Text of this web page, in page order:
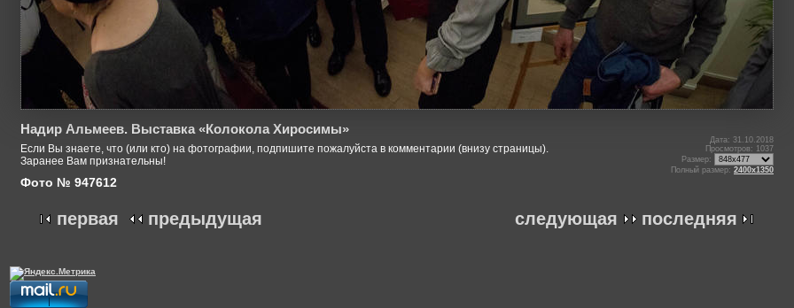
Надир Альмеев. Выставка «Колокола Хиросимы»
Если Вы знаете, что (или кто) на фотографии, подпишите пожалуйста в комментарии (внизу страницы).
Заранее Вам признательны!
Фото № 947612
Дата: 31.10.2018
Просмотров: 1037
Размер:
Полный размер: 2400x1350
следующая последняя
первая предыдущая